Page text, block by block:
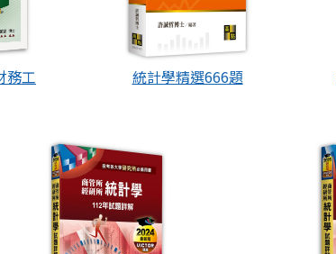
務工
統計學精選666題